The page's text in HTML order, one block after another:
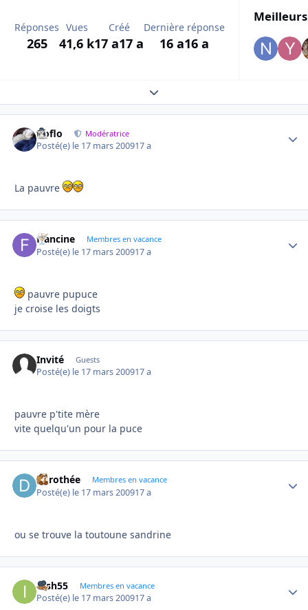
Réponses
265
Vues
41,6 k
Créé
17 a17 a
Dernière réponse
16 a16 a
Expand topic overview
floflo Modératrice
Posté(e) le 17 mars 200917 a
La pauvre
francine Membres en vacance
Posté(e) le 17 mars 200917 a
pauvre pupuce
je croise les doigts
Invité Guests
Posté(e) le 17 mars 200917 a
pauvre p'tite mère
vite quelqu'un pour la puce
dorothée Membres en vacance
Posté(e) le 17 mars 200917 a
ou se trouve la toutoune sandrine
irish55 Membres en vacance
Posté(e) le 17 mars 200917 a